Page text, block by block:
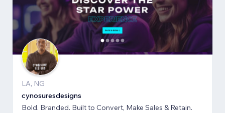
LA, NG
cynosuresdesigns
Bold. Branded. Built to Convert, Make Sales & Retain.